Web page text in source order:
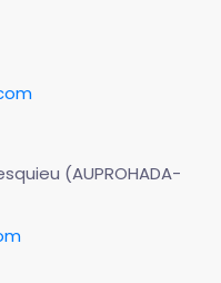
(AUPROHADA-